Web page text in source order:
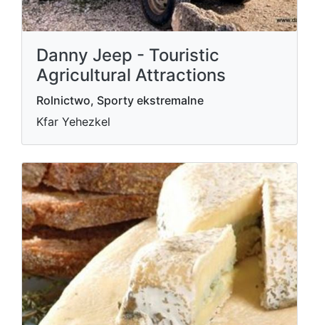
Danny Jeep - Touristic
Agricultural Attractions
Rolnictwo, Sporty ekstremalne
Kfar Yehezkel